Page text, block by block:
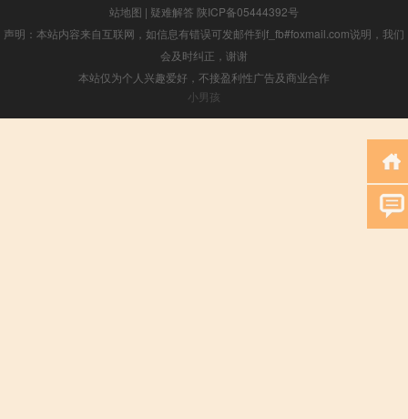
站地图 | 疑难解答 陕ICP备05444392号
声明：本站内容来自互联网，如信息有错误可发邮件到f_fb#foxmail.com说明，我们
会及时纠正，谢谢
本站仅为个人兴趣爱好，不接盈利性广告及商业合作
小男孩